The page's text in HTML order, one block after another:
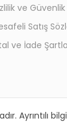
Ayrıntılı
ve Güvenlik
Satış
ve İade